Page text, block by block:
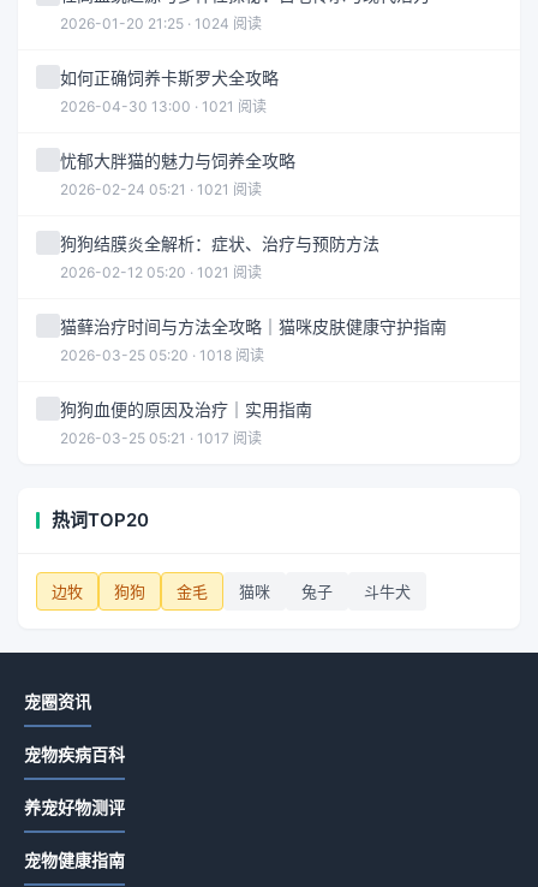
2026-01-20 21:25 · 1024 阅读
如何正确饲养卡斯罗犬全攻略
2026-04-30 13:00 · 1021 阅读
忧郁大胖猫的魅力与饲养全攻略
2026-02-24 05:21 · 1021 阅读
狗狗结膜炎全解析：症状、治疗与预防方法
2026-02-12 05:20 · 1021 阅读
猫藓治疗时间与方法全攻略｜猫咪皮肤健康守护指南
2026-03-25 05:20 · 1018 阅读
狗狗血便的原因及治疗｜实用指南
2026-03-25 05:21 · 1017 阅读
热词TOP20
边牧 狗狗 金毛 猫咪 兔子 斗牛犬
宠圈资讯
宠物疾病百科
养宠好物测评
宠物健康指南